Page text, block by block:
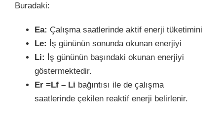
Buradaki:
Ea: Çalışma saatlerinde aktif enerji tüketimini
Le: İş gününün sonunda okunan enerjiyi
Li: İş gününün başındaki okunan enerjiyi
göstermektedir.
Er =Lf – Li bağıntısı ile de çalışma
saatlerinde çekilen reaktif enerji belirlenir.